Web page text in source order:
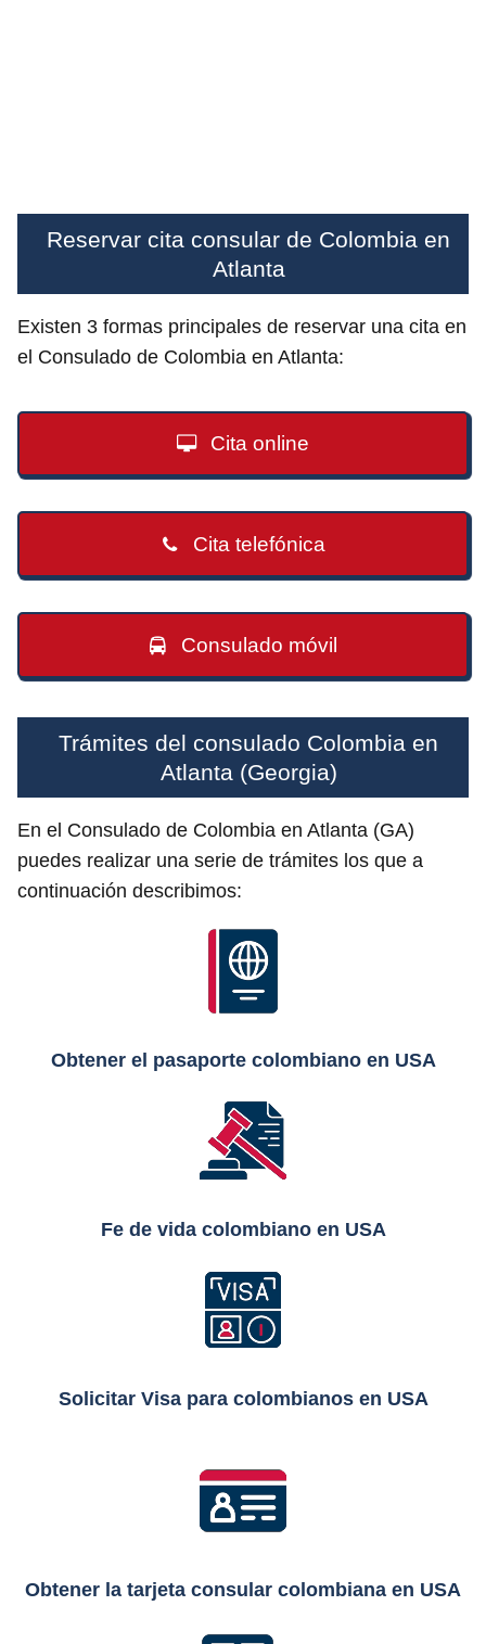
Reservar cita consular de Colombia en
Atlanta
Existen 3 formas principales de reservar una cita en
el Consulado de Colombia en Atlanta:
Cita online
Cita telefónica
Consulado móvil
Trámites del consulado Colombia en
Atlanta (Georgia)
En el Consulado de Colombia en Atlanta (GA)
puedes realizar una serie de trámites los que a
continuación describimos:
Obtener el pasaporte colombiano en USA
Fe de vida colombiano en USA
Solicitar Visa para colombianos en USA
Obtener la tarjeta consular colombiana en USA